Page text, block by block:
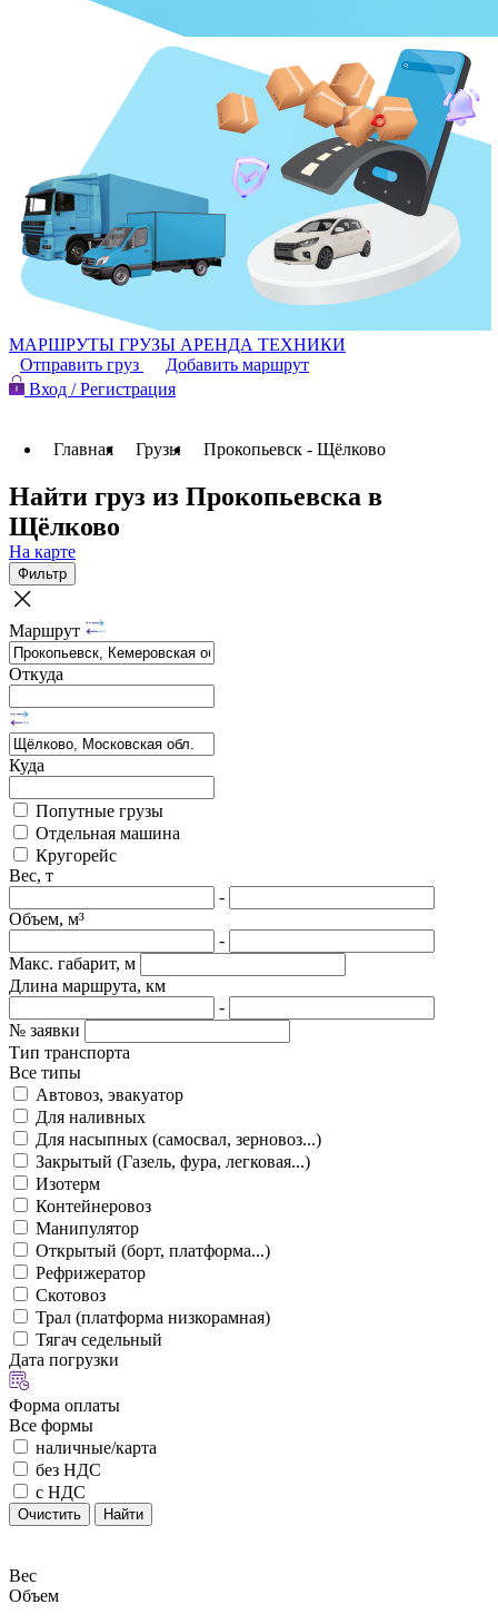
МАРШРУТЫ ГРУЗЫ АРЕНДА ТЕХНИКИ
Отправить груз
Добавить маршрут
Вход / Регистрация
Главная Грузы Прокопьевск - Щёлково
Найти груз из Прокопьевска в
Щёлково
На карте
Фильтр
Маршрут
Откуда
Куда
Попутные грузы
Отдельная машина
Кругорейс
Вес, т
-
Объем, м³
-
Макс. габарит, м
Длина маршрута, км
-
№ заявки
Тип транспорта
Все типы
Автовоз, эвакуатор
Для наливных
Для насыпных (самосвал, зерновоз...)
Закрытый (Газель, фура, легковая...)
Изотерм
Контейнеровоз
Манипулятор
Открытый (борт, платформа...)
Рефрижератор
Скотовоз
Трал (платформа низкорамная)
Тягач седельный
Дата погрузки
Форма оплаты
Все формы
наличные/карта
без НДС
с НДС
Очистить Найти
Вес
Объем